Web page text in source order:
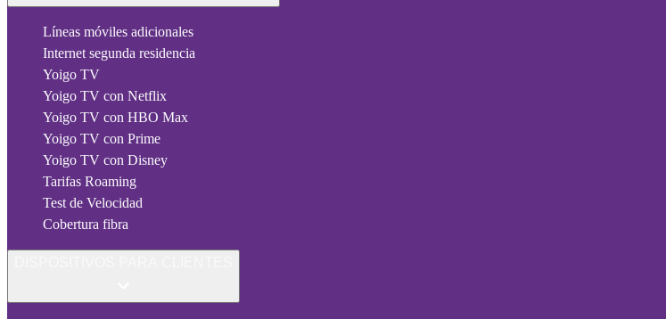
Líneas móviles adicionales
Internet segunda residencia
Yoigo TV
Yoigo TV con Netflix
Yoigo TV con HBO Max
Yoigo TV con Prime
Yoigo TV con Disney
Tarifas Roaming
Test de Velocidad
Cobertura fibra